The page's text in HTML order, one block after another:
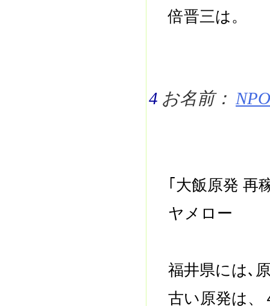
倍晋三は。
4 お名前：
｢大飯原発
ヤメロー
福井県には､
古い原発は